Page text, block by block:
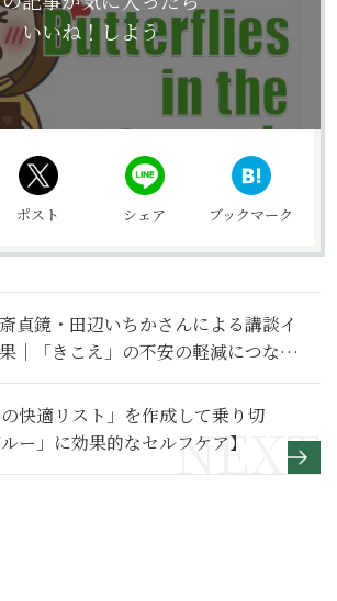
いいね！しよう
ポスト シェア ブックマーク
貞鏡・田辺いちかさんによる講談イ
｜「きこえ」の不安の軽減につなが
イベント第２弾報告レポート】
快適リスト」を作成して乗り切
ー」に効果的なセルフケア】